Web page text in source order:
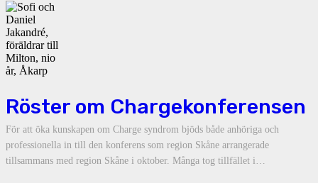
Röster om Chargekonferensen
För att öka kunskapen om Charge syndrom bjöds både anhöriga och
professionella in till den konferens som region Skåne arrangerade
tillsammans med region Skåne i oktober. Många tog tillfället i…